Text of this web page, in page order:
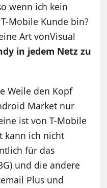
wenn ich kein
Mobile Kunde bin?
Art vonVisual
in jedem Netz zu
Weile den Kopf
Market nur
ist von T-Mobile
kann ich nicht
für das
und die andere
Plus und